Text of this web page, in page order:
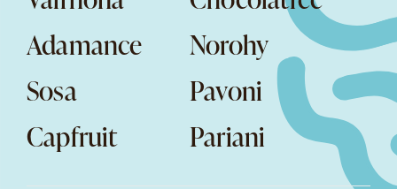
Adamance
Norohy
Sosa
Pavoni
Capfruit
Pariani